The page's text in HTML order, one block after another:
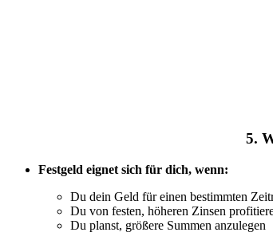
5.
Festgeld eignet sich für dich, wenn:
Du dein Geld für einen bestimmten
Du von festen, höheren Zinsen
Du planst, größere Summen anzulegen